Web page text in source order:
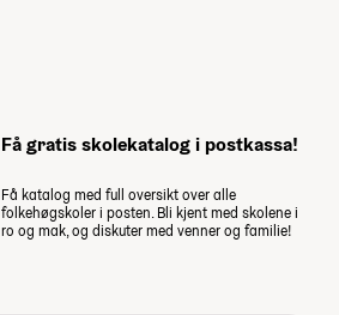
Få gratis skolekatalog i postkassa!
Få katalog med full oversikt over alle
folkehøgskoler i posten. Bli kjent med skolene i
ro og mak, og diskuter med venner og familie!